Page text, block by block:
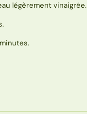
légèrement vinaigrée.